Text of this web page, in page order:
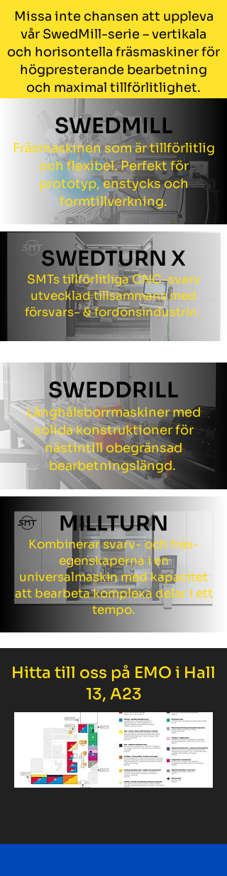
Missa inte chansen att uppleva
vår SwedMill-serie – vertikala
och horisontella fräsmaskiner för
högpresterande bearbetning
och maximal tillförlitlighet.
Träffa vårt team, se maskinerna i
drift och se hur SMT formar
framtidens produktion.
Välkommen till oss!
SWEDMILL
Fräsmaskinen som är tillförlitlig
och flexibel. Perfekt för
prototyp, enstycks och
formtillverkning.
SWEDTURN X
SMTs tillförlitliga CNC-svarv
utvecklad tillsammans med
försvars- & fordonsindustrin.
SWEDDRILL
Långhålsborrmaskiner med
solida konstruktioner för
nästintill obegränsad
bearbetningslängd.
MILLTURN
Kombinerar svarv- och fräs-
egenskaperna i en
universalmaskin med kapacitet
att bearbeta komplexa delar i ett
tempo.
Hitta till oss på EMO i Hall
13, A23